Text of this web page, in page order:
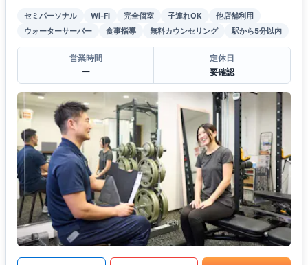
セミパーソナル Wi-Fi 完全個室 子連れOK
他店舗利用
ウォーターサーバー
食事指導 無料カウンセリング 駅から5分以内
営業時間
ー
定休日
要確認